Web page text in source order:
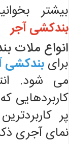
بیشتر
بندکشی آجر
انواع ملات
برایبندکشی
می شود.
کاربردهایی
پر
نمای آجری